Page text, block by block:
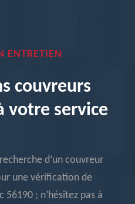
ENTRETIEN
couvreurs
votre service
d’un couvreur
une vérification de
; n’hésitez pas à